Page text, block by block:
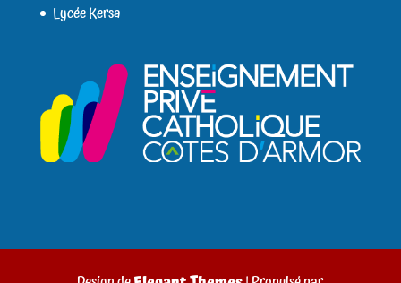
Lycée Kersa